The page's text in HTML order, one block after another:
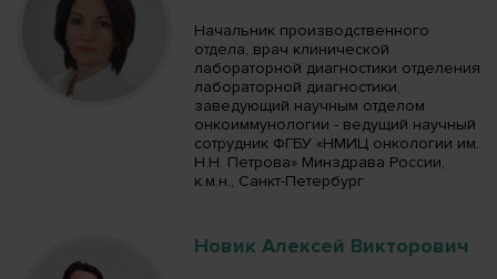
Начальник производственного
отдела, врач клинической
лабораторной диагностики отделения
лабораторной диагностики,
заведующий научным отделом
онкоиммунологии - ведущий научный
сотрудник ФГБУ «НМИЦ онкологии им.
Н.Н. Петрова» Минздрава России,
к.м.н., Санкт-Петербург
Новик Алексей Викторович